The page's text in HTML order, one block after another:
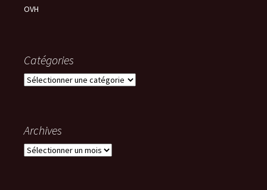
OVH
Catégories
Catégories
Archives
Archives